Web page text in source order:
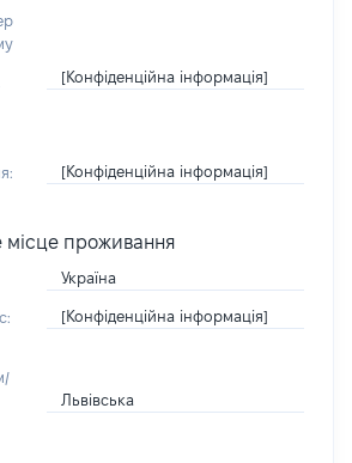
[Конфіденційна інформація]
[Конфіденційна інформація]
місце проживання
Україна
[Конфіденційна інформація]
Львівська